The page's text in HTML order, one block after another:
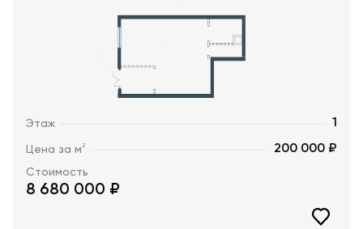
Этаж 1
Цена за м2 200 000 ₽
Стоимость
8 680 000 ₽